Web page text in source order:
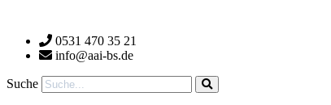
wechseln 0531 470 35 21
info@aai-bs.de
Suche